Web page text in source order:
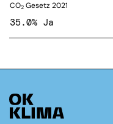
CO2 Gesetz 2021
35.0% Ja